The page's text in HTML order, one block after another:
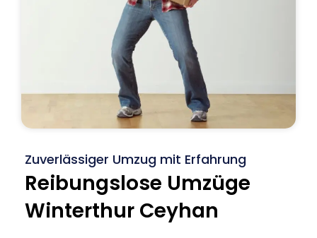
Zuverlässiger Umzug mit Erfahrung
Reibungslose Umzüge
Winterthur Ceyhan